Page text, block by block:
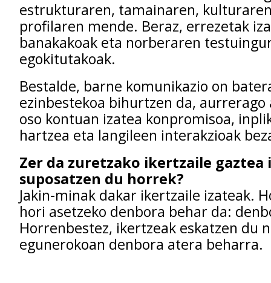
estrukturaren, tamainaren,
profilaren mende. Beraz, errezetak
banakakoak eta norberaren
egokitutakoak.
Bestalde, barne komunikazio on
ezinbestekoa bihurtzen da, aurrerago
oso kontuan izatea konpromisoa,
hartzea eta langileen interakzioak
Zer da zuretzako ikertzaile gaztea
suposatzen du horrek?
Jakin-minak dakar ikertzaile izateak.
hori asetzeko denbora behar da:
Horrenbestez, ikertzeak eskatzen du
egunerokoan denbora atera beharra.